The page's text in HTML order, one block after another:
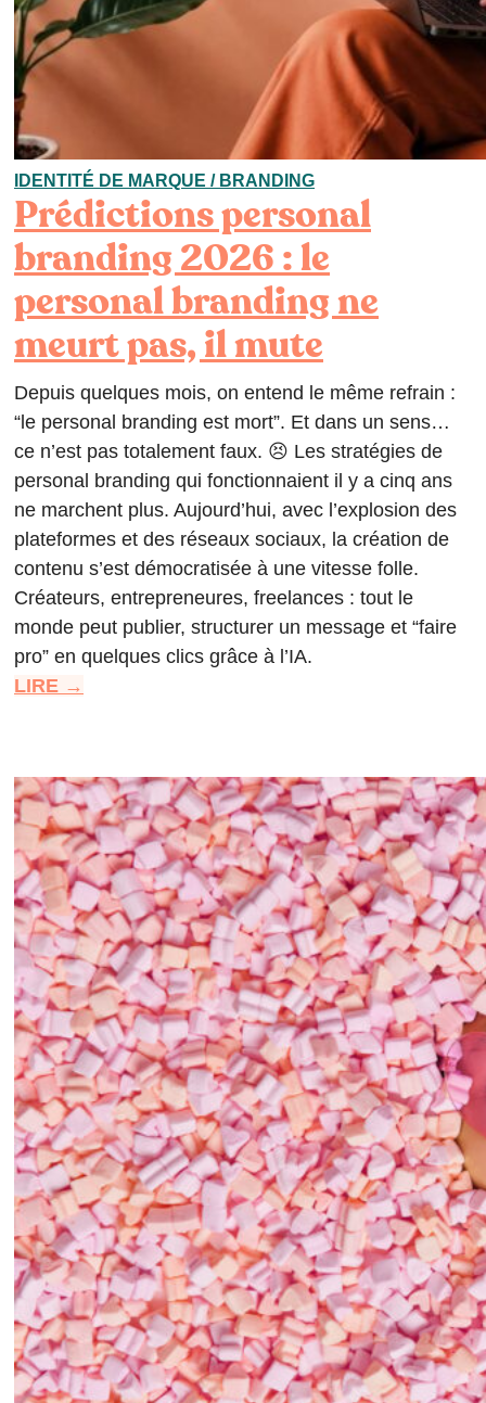
IDENTITÉ DE MARQUE / BRANDING
Prédictions personal
branding 2026 : le
personal branding ne
meurt pas, il mute
Depuis quelques mois, on entend le même refrain :
“le personal branding est mort”. Et dans un sens…
ce n’est pas totalement faux. 😣 Les stratégies de
personal branding qui fonctionnaient il y a cinq ans
ne marchent plus. Aujourd’hui, avec l’explosion des
plateformes et des réseaux sociaux, la création de
contenu s’est démocratisée à une vitesse folle.
Créateurs, entrepreneures, freelances : tout le
monde peut publier, structurer un message et “faire
pro” en quelques clics grâce à l’IA.
LIRE →